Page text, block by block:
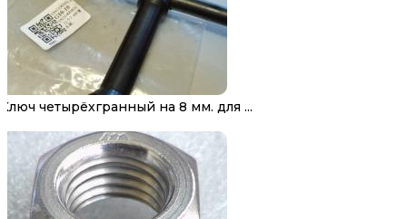
Ключ четырёхгранный на 8 мм. для ...